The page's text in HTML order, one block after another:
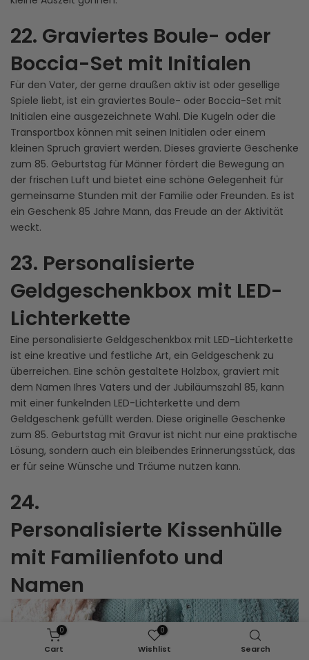
22. Graviertes Boule- oder
Boccia-Set mit Initialen
Für den Vater, der gerne draußen aktiv ist oder gesellige
Spiele liebt, ist ein graviertes Boule- oder Boccia-Set mit
Initialen eine ausgezeichnete Wahl. Die Kugeln oder die
Transportbox können mit seinen Initialen oder einem
kleinen Spruch graviert werden. Dieses gravierte Geschenke
zum 85. Geburtstag für Männer fördert die Bewegung an
der frischen Luft und bietet eine schöne Gelegenheit für
gemeinsame Stunden mit der Familie oder Freunden. Es ist
ein Geschenk 85 Jahre Mann, das Freude an der Aktivität
weckt.
23. Personalisierte
Geldgeschenkbox mit LED-
Lichterkette
Eine personalisierte Geldgeschenkbox mit LED-Lichterkette
ist eine kreative und festliche Art, ein Geldgeschenk zu
überreichen. Eine schön gestaltete Holzbox, graviert mit
dem Namen Ihres Vaters und der Jubiläumszahl 85, kann
mit einer funkelnden LED-Lichterkette und dem
Geldgeschenk gefüllt werden. Diese originelle Geschenke
zum 85. Geburtstag mit Gravur ist nicht nur eine praktische
Lösung, sondern auch ein bleibendes Erinnerungsstück, das
er für seine Wünsche und Träume nutzen kann.
24.
Personalisierte Kissenhülle
mit Familienfoto und
Namen
0
Cart
0
Wishlist Search